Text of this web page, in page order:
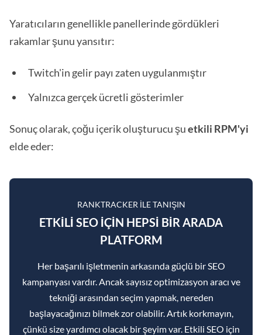
Yaratıcıların genellikle panellerinde gördükleri
rakamlar şunu yansıtır:
Twitch'in gelir payı zaten uygulanmıştır
Yalnızca gerçek ücretli gösterimler
Sonuç olarak, çoğu içerik oluşturucu şuetkili RPM'yi
elde eder:
RANKTRACKER ILE TANIŞIN
ETKILI SEO IÇIN HEPSI BIR ARADA
PLATFORM
Her başarılı işletmenin arkasında güçlü bir SEO
kampanyası vardır. Ancak sayısız optimizasyon aracı ve
tekniği arasından seçim yapmak, nereden
başlayacağınızı bilmek zor olabilir. Artık korkmayın,
çünkü size yardımcı olacak bir şeyim var. Etkili SEO için